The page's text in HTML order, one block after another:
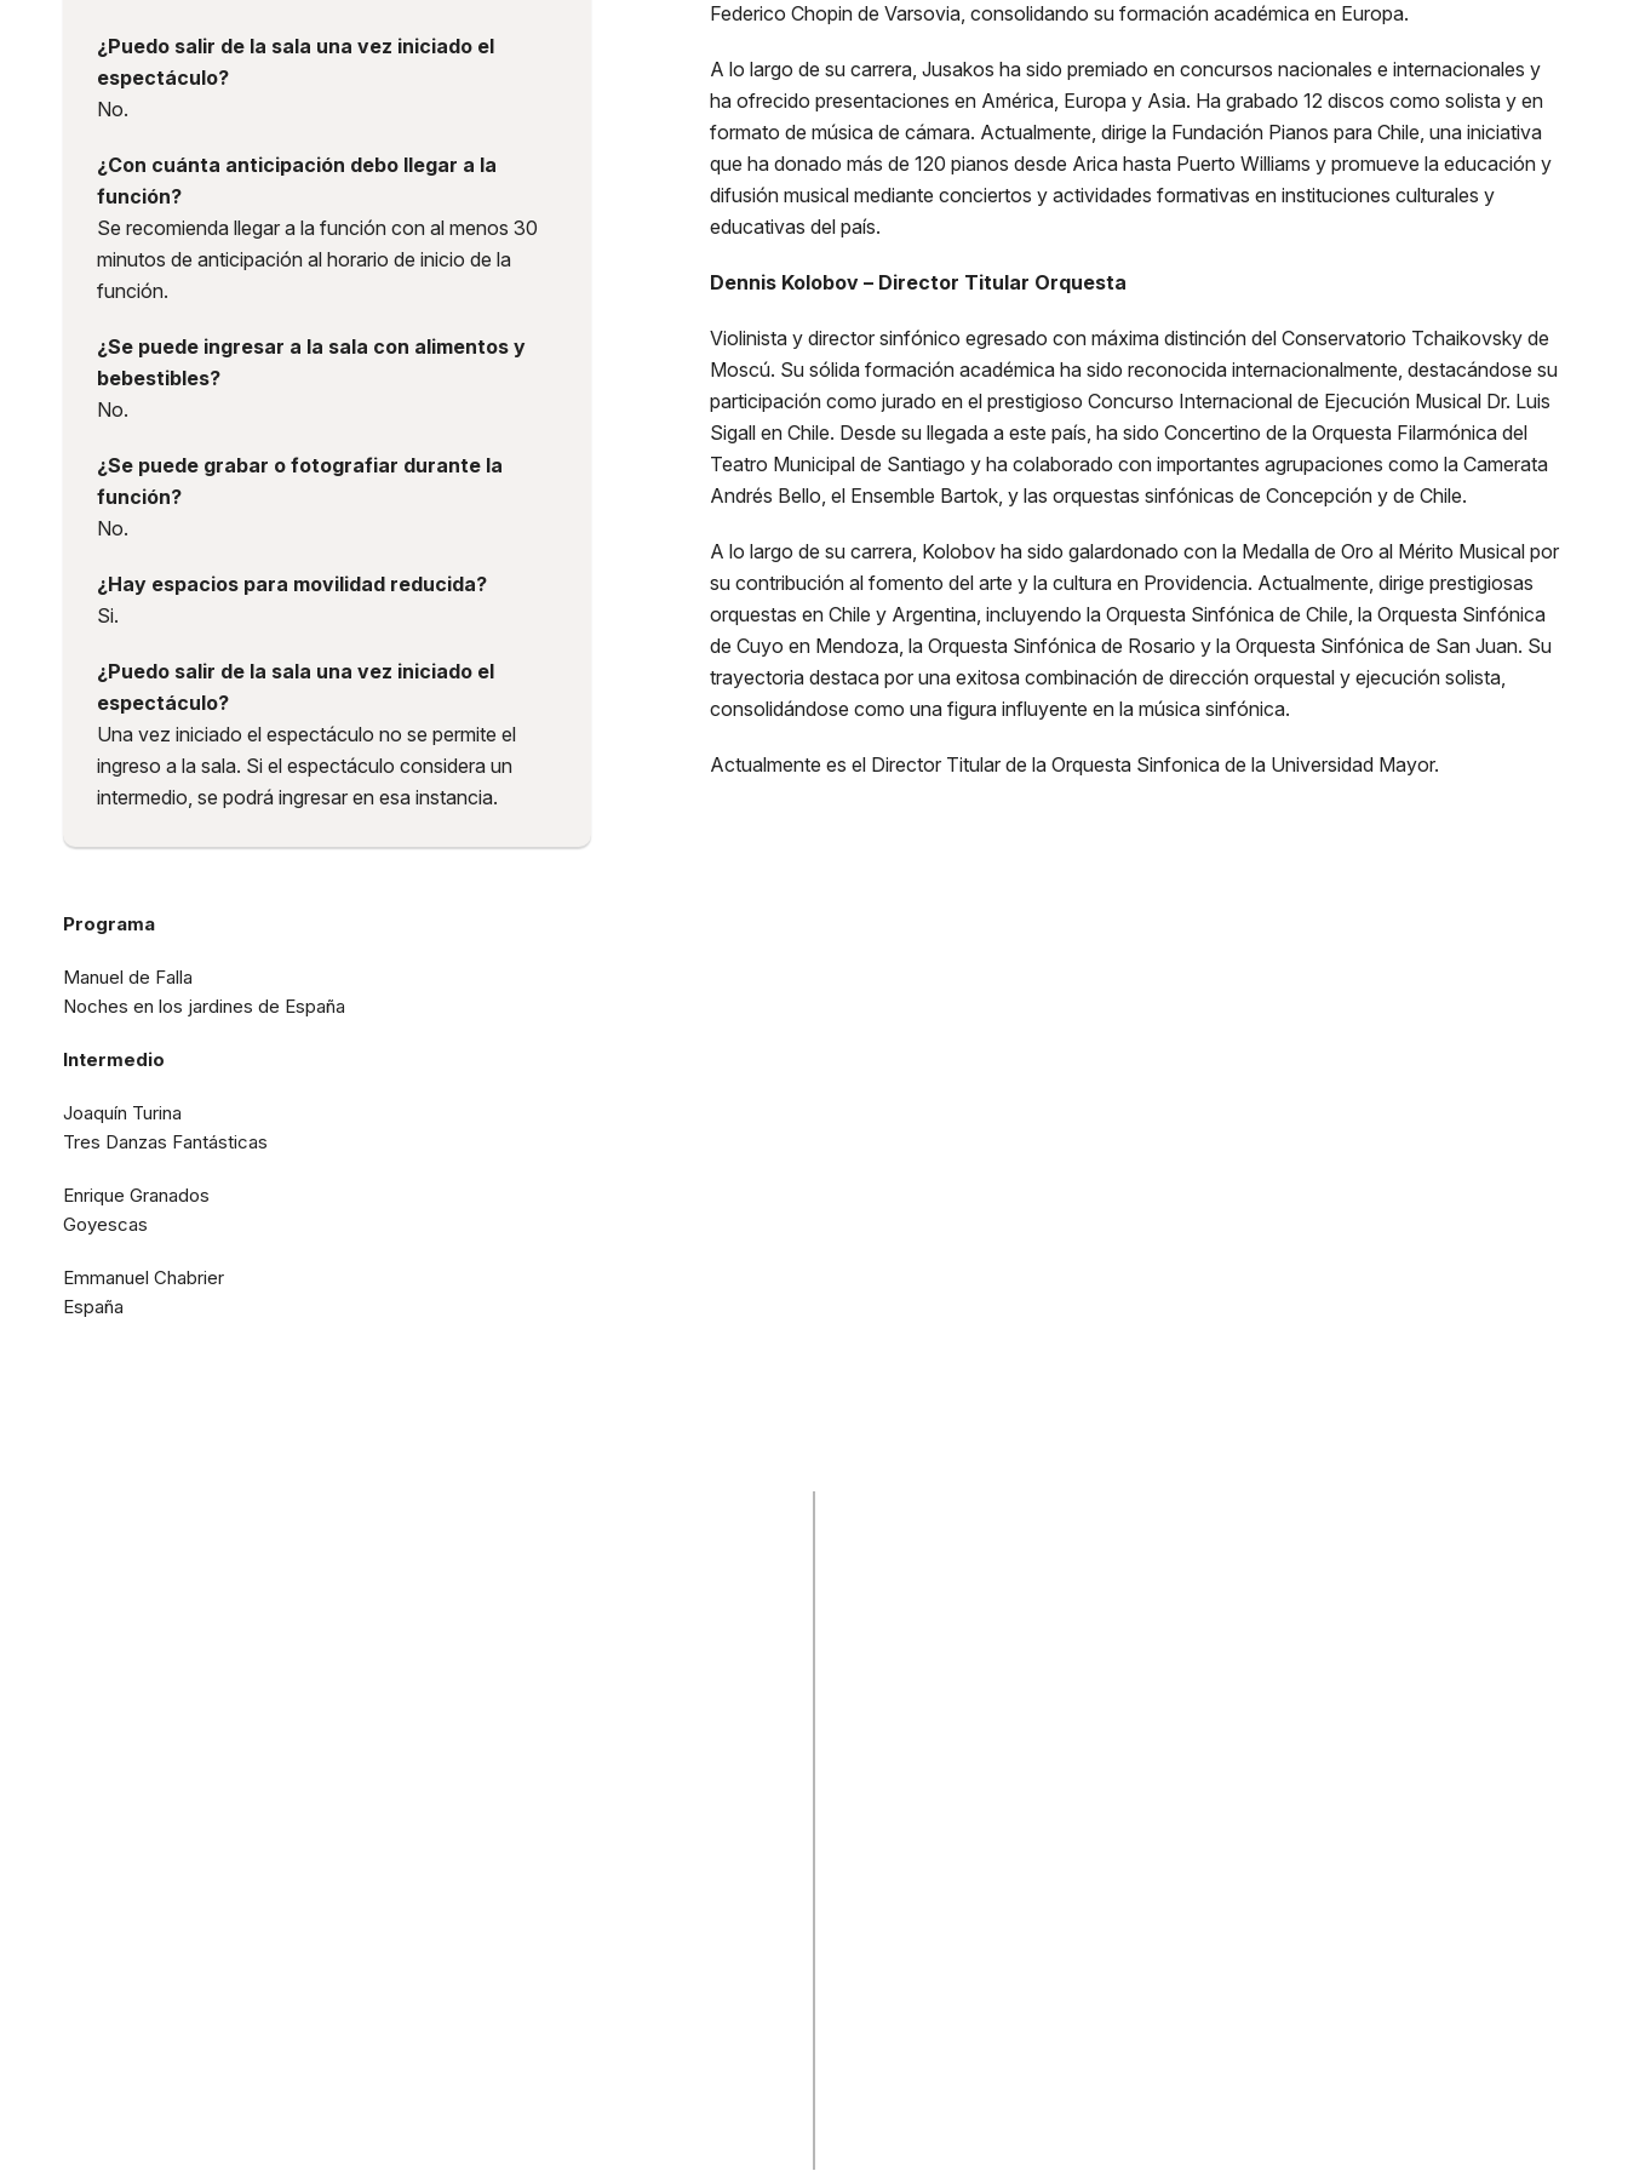
Conciertos Universidad Mayor
Federico Chopin de Varsovia, consolidando su formación académica en Europa.
A lo largo de su carrera, Jusakos ha sido premiado en concursos nacionales e internacionales y
ha ofrecido presentaciones en América, Europa y Asia. Ha grabado 12 discos como solista y en
formato de música de cámara. Actualmente, dirige la Fundación Pianos para Chile, una iniciativa
que ha donado más de 120 pianos desde Arica hasta Puerto Williams y promueve la educación y
difusión musical mediante conciertos y actividades formativas en instituciones culturales y
educativas del país.
Dennis Kolobov – Director Titular Orquesta
Violinista y director sinfónico egresado con máxima distinción del Conservatorio Tchaikovsky de
Moscú. Su sólida formación académica ha sido reconocida internacionalmente, destacándose su
participación como jurado en el prestigioso Concurso Internacional de Ejecución Musical Dr. Luis
Sigall en Chile. Desde su llegada a este país, ha sido Concertino de la Orquesta Filarmónica del
Teatro Municipal de Santiago y ha colaborado con importantes agrupaciones como la Camerata
Andrés Bello, el Ensemble Bartok, y las orquestas sinfónicas de Concepción y de Chile.
A lo largo de su carrera, Kolobov ha sido galardonado con la Medalla de Oro al Mérito Musical por
su contribución al fomento del arte y la cultura en Providencia. Actualmente, dirige prestigiosas
orquestas en Chile y Argentina, incluyendo la Orquesta Sinfónica de Chile, la Orquesta Sinfónica
de Cuyo en Mendoza, la Orquesta Sinfónica de Rosario y la Orquesta Sinfónica de San Juan. Su
trayectoria destaca por una exitosa combinación de dirección orquestal y ejecución solista,
consolidándose como una figura influyente en la música sinfónica.
Actualmente es el Director Titular de la Orquesta Sinfonica de la Universidad Mayor.
¿Puedo salir de la sala una vez iniciado el
espectáculo?
No.
¿Con cuánta anticipación debo llegar a la
función?
Se recomienda llegar a la función con al menos 30
minutos de anticipación al horario de inicio de la
función.
¿Se puede ingresar a la sala con alimentos y
bebestibles?
No.
¿Se puede grabar o fotografiar durante la
función?
No.
¿Hay espacios para movilidad reducida?
Si.
¿Puedo salir de la sala una vez iniciado el
espectáculo?
Una vez iniciado el espectáculo no se permite el
ingreso a la sala. Si el espectáculo considera un
intermedio, se podrá ingresar en esa instancia.
Programa
Manuel de Falla
Noches en los jardines de España
Intermedio
Joaquín Turina
Tres Danzas Fantásticas
Enrique Granados
Goyescas
Emmanuel Chabrier
España